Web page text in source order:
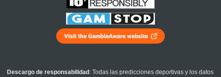
Descargo de responsabilidad : Todas las predicciones deportivas y los datos